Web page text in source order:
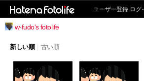
ユーザー登録 ログ
w-fudo's fotolife
新しい順 古い順